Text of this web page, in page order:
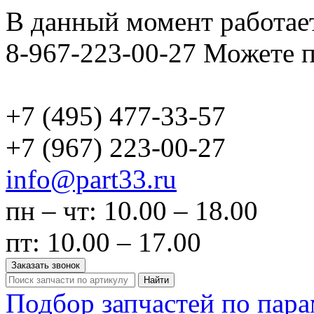
В данный момент
8-967-223-00-27 Можете
+7 (495) 477-33-57
+7 (967) 223-00-27
info@part33.ru
пн – чт: 10.00 – 18.00
пт: 10.00 – 17.00
Заказать звонок
Найти
Подбор запчастей по